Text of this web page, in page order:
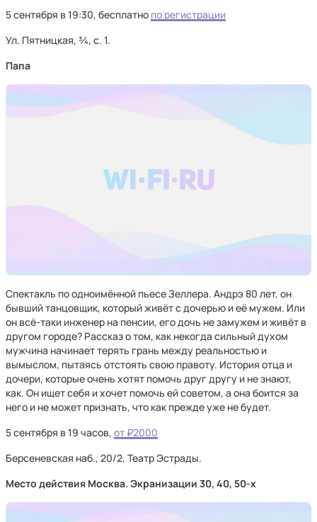
5 сентября в 19:30, бесплатно по регистрации
Ул. Пятницкая, ¾, с. 1.
Папа
Спектакль по одноимённой пьесе Зеллера. Андрэ 80 лет, он
бывший танцовщик, который живёт с дочерью и её мужем. Или
он всё-таки инженер на пенсии, его дочь не замужем и живёт в
другом городе? Рассказ о том, как некогда сильный духом
мужчина начинает терять грань между реальностью и
вымыслом, пытаясь отстоять свою правоту. История отца и
дочери, которые очень хотят помочь друг другу и не знают,
как. Он ищет себя и хочет помочь ей советом, а она боится за
него и не может признать, что как прежде уже не будет.
5 сентября в 19 часов, от ₽2000
Берсеневская наб., 20/2, Театр Эстрады.
Место действия Москва. Экранизации 30, 40, 50-х